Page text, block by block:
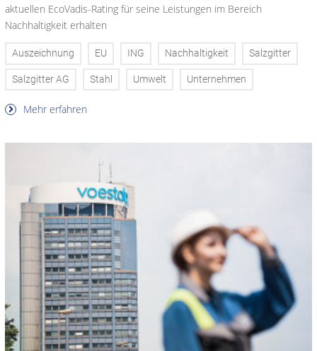
aktuellen EcoVadis-Rating für seine Leistungen im Bereich
Nachhaltigkeit erhalten
Auszeichnung EU ING Nachhaltigkeit Salzgitter
Salzgitter AG Stahl Umwelt Unternehmen
Mehr erfahren